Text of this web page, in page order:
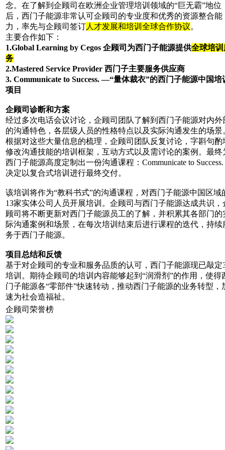
念。在了解到企顾司在欧洲企业管理培训领域的“巨无霸”地位
后，西门子能源非常认可企顾司的专业度和优秀的资源整合能
力，率先与企顾司签订人才发展和培训全球合作协议。
主要合作如下：
1.Global Learning by Cegos 企顾司为西门子能源提供全球培训
务
2.Mastered Service Provider 西门子主要服务供应商
3. Communicate to Success.—“量体裁衣”的西门子能源中国培
项目
企顾司诊断和方案
经过多次电话会议讨论，企顾司团队了解到西门子能源对内外
的沟通特色，各层级人员的性格特点以及实际沟通发生的场景
根据对这些大量信息的梳理，企顾司团队反复讨论，字斟句酌
修改沟通技能的培训框架，互动方式以及需讨论的案例。最终
西门子能源高度定制出一份沟通课程：Communicate to
决定以复合式培训进行最终交付。
该培训将作为“教科书式”的沟通课程，对西门子能源中国区域
13家实体公司人员开展培训。企顾司与西门子能源达成共识，
顾司将不断更新对西门子能源员工的了解，并积累其各部门的
际沟通案例和场景，在每次培训结束后进行课程的迭代，持续
务于西门子能源。
项目总结和反馈
基于对企顾司的专业和服务品质的认可，西门子能源现已敲定
培训。期待企顾司的培训内容能够起到“润滑剂”的作用，使得
门子能源各“零部件”快速转动，推动西门子能源的业务转型，
速为社会造福祉。
企顾司荣誉榜